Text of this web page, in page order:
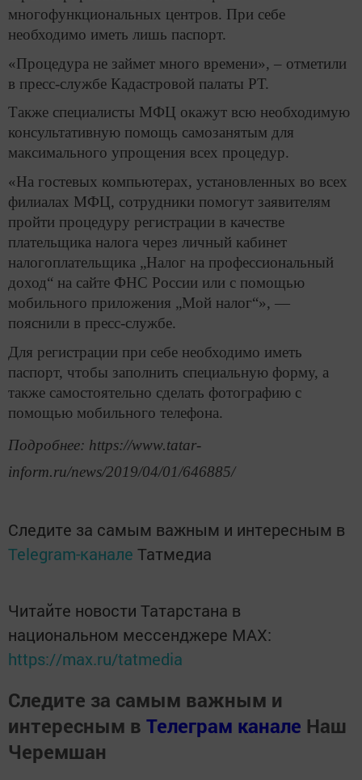
многофункциональных центров. При себе
необходимо иметь лишь паспорт.
«Процедура не займет много времени», ­­– отметили
в пресс-службе Кадастровой палаты РТ.
Также специалисты МФЦ окажут всю необходимую
консультативную помощь самозанятым для
максимального упрощения всех процедур.
«На гостевых компьютерах, установленных во всех
филиалах МФЦ, сотрудники помогут заявителям
пройти процедуру регистрации в качестве
плательщика налога через личный кабинет
налогоплательщика „Налог на профессиональный
доход“ на сайте ФНС России или с помощью
мобильного приложения „Мой налог“», —
пояснили в пресс-службе.
Для регистрации при себе необходимо иметь
паспорт, чтобы заполнить специальную форму, а
также самостоятельно сделать фотографию с
помощью мобильного телефона.
Подробнее: https://www.tatar-
inform.ru/news/2019/04/01/646885/
Следите за самым важным и интересным в
Telegram-канале Татмедиа
Читайте новости Татарстана в
национальном мессенджере MАХ:
https://max.ru/tatmedia
Следите за самым важным и
интересным в Телеграм канале Наш
Черемшан